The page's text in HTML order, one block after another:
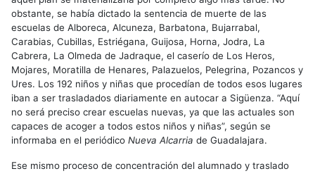
obstante, se había dictado la sentencia de muerte de las
escuelas de Alboreca, Alcuneza, Barbatona, Bujarrabal,
Carabias, Cubillas, Estriégana, Guijosa, Horna, Jodra, La
Cabrera, La Olmeda de Jadraque, el caserío de Los Heros,
Mojares, Moratilla de Henares, Palazuelos, Pelegrina, Pozancos y
Ures. Los 192 niños y niñas que procedían de todos esos lugares
iban a ser trasladados diariamente en autocar a Sigüenza. “Aquí
no será preciso crear escuelas nuevas, ya que las actuales son
capaces de acoger a todos estos niños y niñas”, según se
informaba en el periódico Nueva Alcarria de Guadalajara.
Ese mismo proceso de concentración del alumnado y traslado